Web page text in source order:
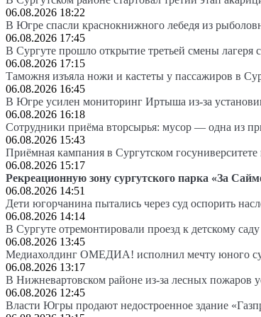
06.08.2026 18:22
В Югре спасли краснокнижного лебедя из
06.08.2026 17:45
В Сургуте прошло открытие третьей смены
06.08.2026 17:15
Таможня изъяла ножи и кастеты у пассажиров в
06.08.2026 16:45
В Югре усилен мониторинг Иртыша из-за
06.08.2026 16:18
Сотрудники приёма вторсырья: мусор — одна из
06.08.2026 15:43
Приёмная кампания в Сургутском
06.08.2026 15:17
Рекреационную зону сургутского парка «За
06.08.2026 14:51
Дети югорчанина пытались через суд оспорить
06.08.2026 14:14
В Сургуте отремонтировали проезд к детскому
06.08.2026 13:45
Медиахолдинг ОМЕДИА! исполнил мечту юного
06.08.2026 13:17
В Нижневартовском районе из-за лесных пожаров
06.08.2026 12:45
Власти Югры продают недостроенное здание